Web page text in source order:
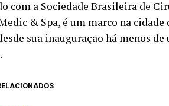
com a Sociedade Brasileira de
& Spa, é um marco na
sua inauguração há menos